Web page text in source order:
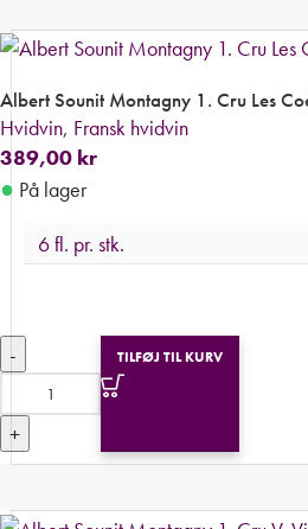
Albert Sounit Montagny 1. Cru Les
Hvidvin, Fransk hvidvin
389,00 kr
● På lager
6 fl. pr. stk.
-
+
TILFØJ TIL KURV